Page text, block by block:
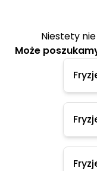
Niestety
Może